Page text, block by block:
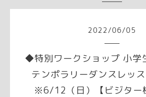
2022 /06/05
◆特別ワークショップ 小学
テンポラリーダンスレッ
※6/12（日）【ビジター